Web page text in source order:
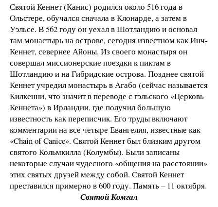
Святой Кеннет (Канис) родился около 516 года в
Ольстере, обучался сначала в Клонарде, а затем в
Уэльсе. В 562 году он уехал в Шотландию и основал
там монастырь на острове, сегодня известном как Инч-
Кеннет, севернее Айоны. Из своего монастыря он
совершал миссионерские поездки к пиктам в
Шотландию и на Гибридские острова. Позднее святой
Кеннет учредил монастырь в Агабо (сейчас называется
Килкенни, что значит в переводе с гэльского «Церковь
Кеннета») в Ирландии, где получил большую
известность как переписчик. Его труды включают
комментарии на все четыре Евангелия, известные как
«Chain of Canice». Святой Кеннет был близким другом
святого Кольмкилла (Колумбы). Были записаны
некоторые случаи чудесного «общения на расстоянии»
этих святых друзей между собой. Святой Кеннет
преставился примерно в 600 году. Память – 11 октября.
Святой Комгал